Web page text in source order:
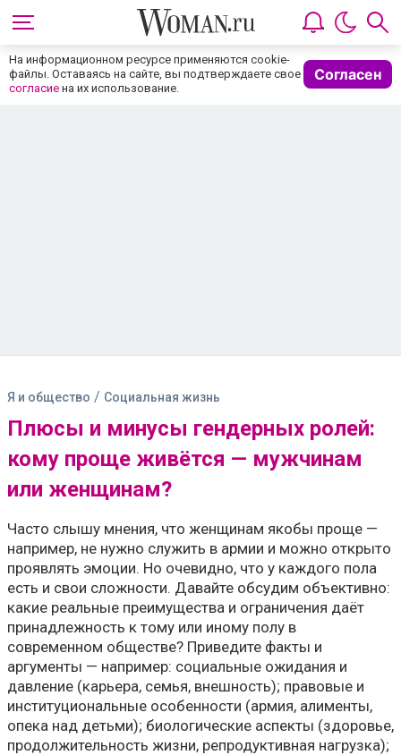
На информационном ресурсе применяются cookie-
файлы. Оставаясь на сайте, вы подтверждаете свое
согласие на их использование.
Согласен
Я и общество / Социальная жизнь
Плюсы и минусы гендерных ролей:
кому проще живётся — мужчинам
или женщинам?
Часто слышу мнения, что женщинам якобы проще —
например, не нужно служить в армии и можно открыто
проявлять эмоции. Но очевидно, что у каждого пола
есть и свои сложности. Давайте обсудим объективно:
какие реальные преимущества и ограничения даёт
принадлежность к тому или иному полу в
современном обществе? Приведите факты и
аргументы — например: социальные ожидания и
давление (карьера, семья, внешность); правовые и
институциональные особенности (армия, алименты,
опека над детьми); биологические аспекты (здоровье,
продолжительность жизни, репродуктивная нагрузка);